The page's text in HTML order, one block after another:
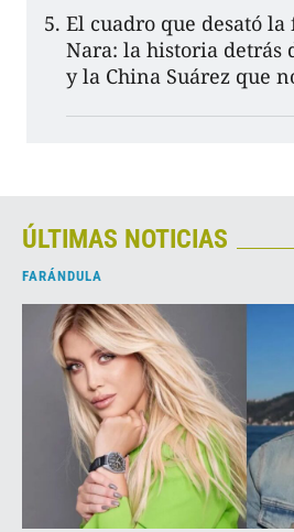
El cuadro que desató
Nara: la historia detrás
y la China Suárez que
ÚLTIMAS NOTICIAS
FARÁNDULA